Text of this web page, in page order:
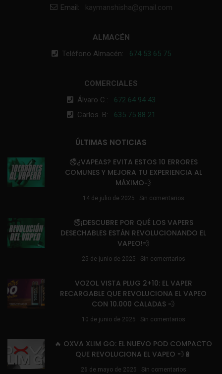
Email: kaymanshisha@gmail.com
ALMACÉN
Teléfono Almacén: 674 53 65 75
COMERCIALES
Álvaro C.: 672 64 94 43
Carlos. B: 635 75 88 21
ÚLTIMAS NOTICIAS
🚭¿VAPEAS? EVITA ESTOS 10 ERRORES
COMUNES Y MEJORA TU EXPERIENCIA AL
MÁXIMO💨
14 de julio de 2025 Sin comentarios
🚭¡DESCUBRE POR QUÉ LOS VAPERS
DESECHABLES ESTÁN REVOLUCIONANDO EL
VAPEO!💨
25 de junio de 2025 Sin comentarios
VOZOL VISTA PLUG 2+10: EL VAPER
RECARGABLE QUE REVOLUCIONA EL VAPEO
CON 10.000 CALADAS 💨
10 de junio de 2025 Sin comentarios
🔥 OXVA XLIM GO: EL NUEVO POD COMPACTO
QUE REVOLUCIONA EL VAPEO 💨🔋
26 de mayo de 2025 Sin comentarios